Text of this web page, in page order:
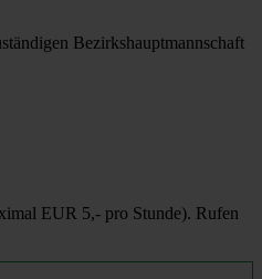
Bezirkshauptmannschaft
EUR 5,- pro Stunde). Rufen